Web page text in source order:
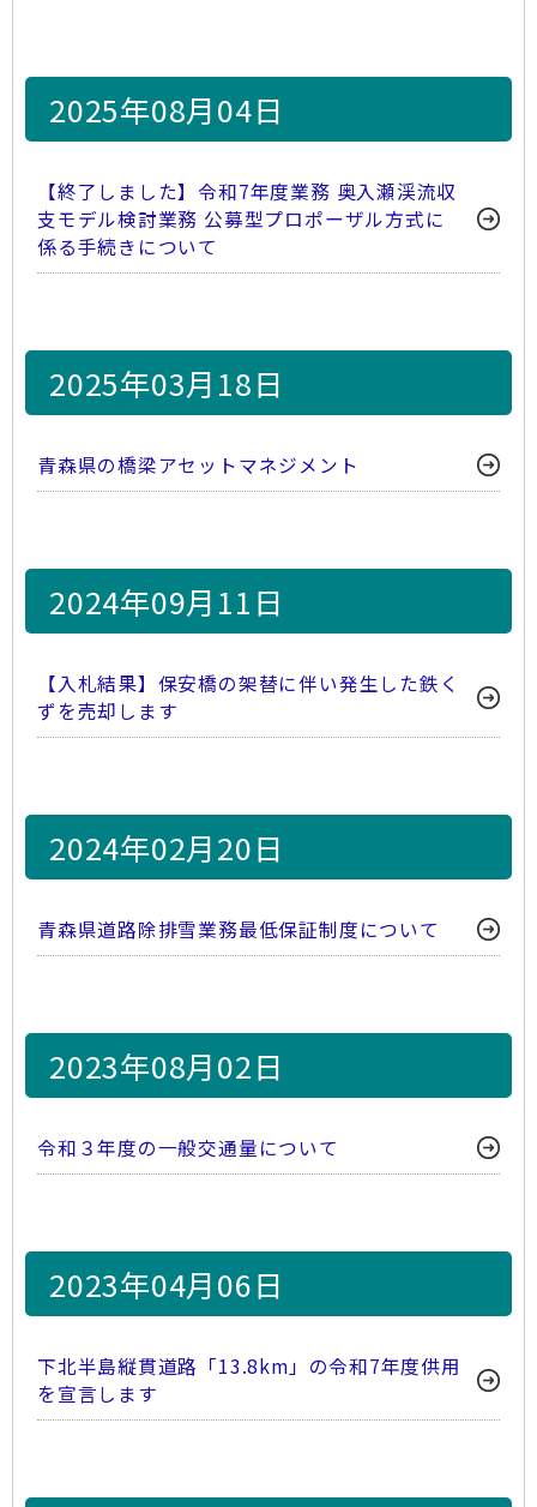
2025年08月04日
【終了しました】令和7年度業務 奥入瀬渓流収
支モデル検討業務 公募型プロポーザル方式に
係る手続きについて
2025年03月18日
青森県の橋梁アセットマネジメント
2024年09月11日
【入札結果】保安橋の架替に伴い発生した鉄く
ずを売却します
2024年02月20日
青森県道路除排雪業務最低保証制度について
2023年08月02日
令和３年度の一般交通量について
2023年04月06日
下北半島縦貫道路「13.8km」の令和7年度供用
を宣言します